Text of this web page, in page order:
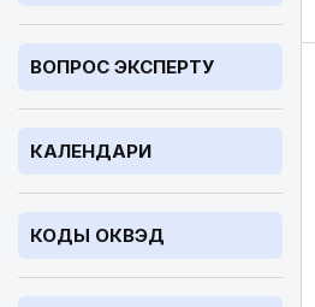
ВОПРОС ЭКСПЕРТУ
КАЛЕНДАРИ
КОДЫ ОКВЭД